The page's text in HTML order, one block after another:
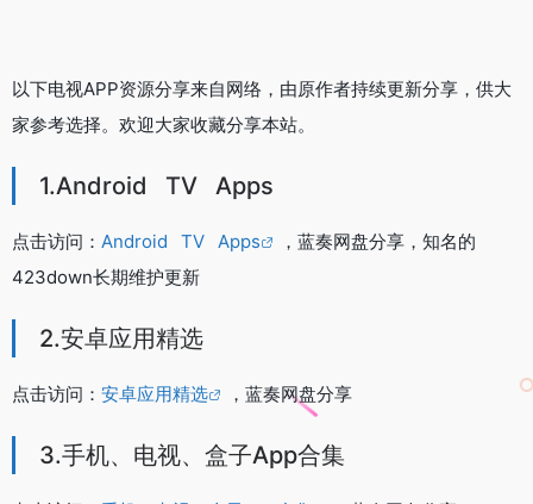
以下电视APP资源分享来自网络，由原作者持续更新分享，供大
家参考选择。欢迎大家收藏分享本站。
1.Android⠀TV⠀Apps
点击访问： Android⠀TV⠀Apps
，蓝奏网盘分享，知名的
423down长期维护更新
2.安卓应用精选
点击访问： 安卓应用精选 ，蓝奏网盘分享
3.手机、电视、盒子App合集